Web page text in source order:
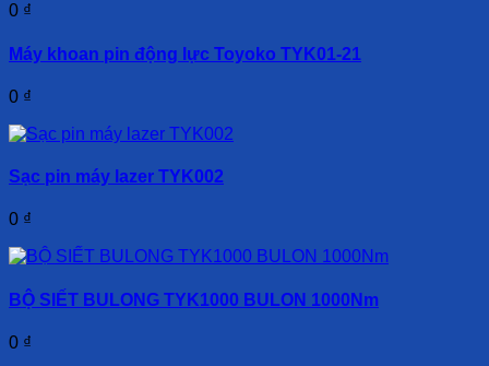
0 ₫
Máy khoan pin động lực Toyoko TYK01-21
0 ₫
Sạc pin máy lazer TYK002
0 ₫
BỘ SIẾT BULONG TYK1000 BULON 1000Nm
0 ₫